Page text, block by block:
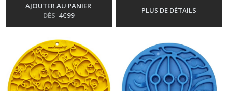
AJOUTER AU PANIER
DÈS 4€99
PLUS DE DÉTAILS